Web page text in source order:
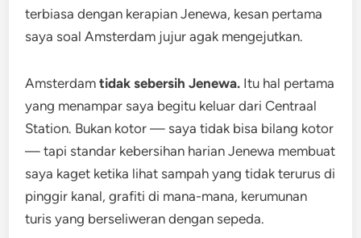
terbiasa dengan kerapian Jenewa, kesan pertama
saya soal Amsterdam jujur agak mengejutkan.
Amsterdamtidak sebersih Jenewa. Itu hal pertama
yang menampar saya begitu keluar dari Centraal
Station. Bukan kotor — saya tidak bisa bilang kotor
— tapi standar kebersihan harian Jenewa membuat
saya kaget ketika lihat sampah yang tidak terurus di
pinggir kanal, grafiti di mana-mana, kerumunan
turis yang berseliweran dengan sepeda.